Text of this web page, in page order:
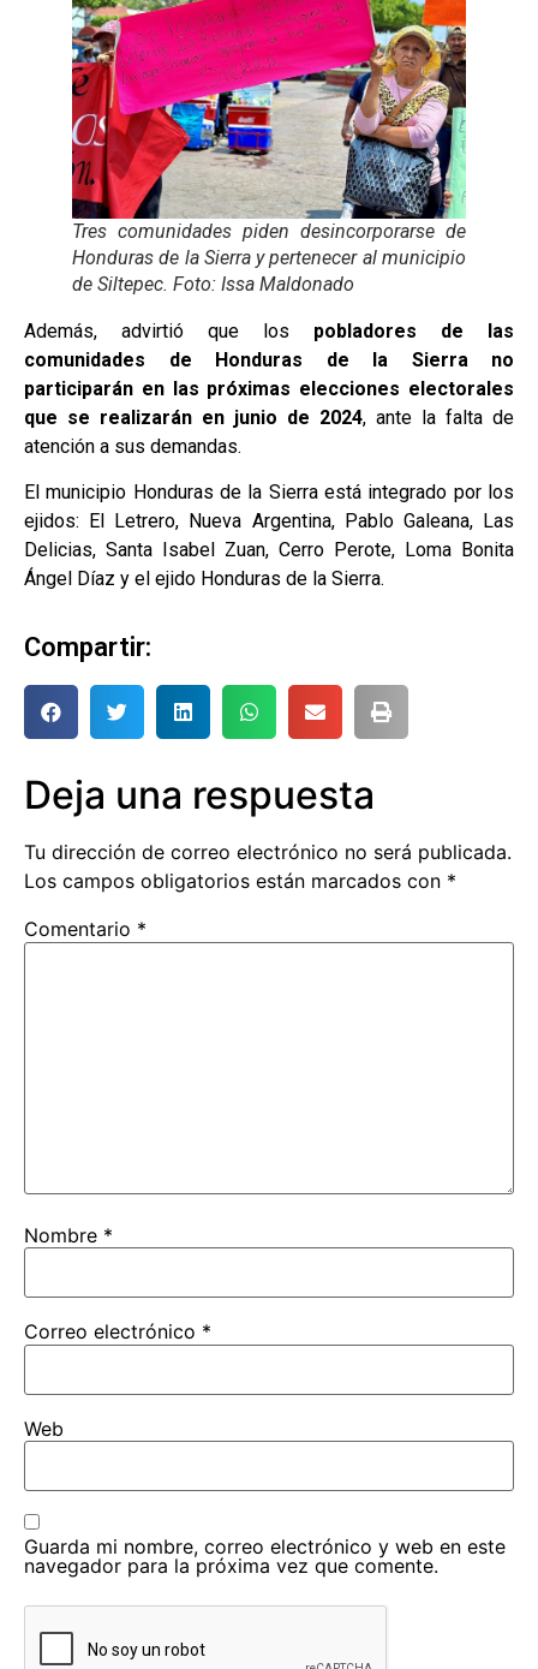
Tres comunidades piden desincorporarse de
Honduras de la Sierra y pertenecer al municipio
de Siltepec. Foto: Issa Maldonado
Además, advirtió que los pobladores de las
comunidades de Honduras de la Sierra no
participarán en las próximas elecciones electorales
que se realizarán en junio de 2024, ante la falta de
atención a sus demandas.
El municipio Honduras de la Sierra está integrado por los
ejidos: El Letrero, Nueva Argentina, Pablo Galeana, Las
Delicias, Santa Isabel Zuan, Cerro Perote, Loma Bonita
Ángel Díaz y el ejido Honduras de la Sierra.
Compartir:
Deja una respuesta
Tu dirección de correo electrónico no será publicada.
Los campos obligatorios están marcados con *
Comentario *
Nombre *
Correo electrónico *
Web
Guarda mi nombre, correo electrónico y web en este
navegador para la próxima vez que comente.